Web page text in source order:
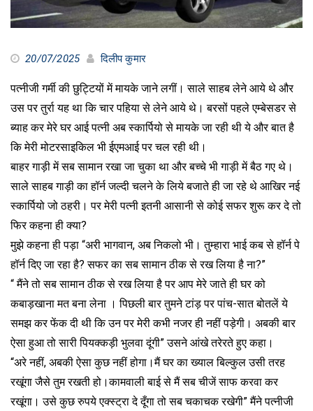
20/07/2025 दिलीप कुमार
पत्नीजी गर्मी की छुट्टियों में मायके जाने लगीं। साले साहब लेने आये थे और
उस पर तुर्रा यह था कि चार पहिया से लेने आये थे। बरसों पहले एम्बेसडर से
ब्याह कर मेरे घर आई पत्नी अब स्कार्पियो से मायके जा रही थी ये और बात है
कि मेरी मोटरसाइकिल भी ईएमआई पर चल रही थी।
बाहर गाड़ी में सब सामान रखा जा चुका था और बच्चे भी गाड़ी में बैठ गए थे।
साले साहब गाड़ी का हॉर्न जल्दी चलने के लिये बजाते ही जा रहे थे आखिर नई
स्कार्पियो जो ठहरी। पर मेरी पत्नी इतनी आसानी से कोई सफर शुरू कर दे तो
फिर कहना ही क्या?
मुझे कहना ही पड़ा “अरी भागवान, अब निकलो भी। तुम्हारा भाई कब से हॉर्न पे
हॉर्न दिए जा रहा है? सफर का सब सामान ठीक से रख लिया है ना?”
“ मैंने तो सब सामान ठीक से रख लिया है पर आप मेरे जाते ही घर को
कबाड़खाना मत बना लेना । पिछली बार तुमने टांड़ पर पांच-सात बोतलें ये
समझ कर फेंक दी थी कि उन पर मेरी कभी नजर ही नहीं पड़ेगी। अबकी बार
ऐसा हुआ तो सारी पियक्कड़ी भुलवा दूंगी” उसने आंखे तरेरते हुए कहा।
“अरे नहीं, अबकी ऐसा कुछ नहीं होगा।मैं घर का ख्याल बिल्कुल उसी तरह
रखूंगा जैसे तुम रखती हो।कामवाली बाई से मैं सब चीजें साफ करवा कर
रखूंगा। उसे कुछ रुपये एक्स्ट्रा दे दूँगा तो सब चकाचक रखेगी” मैंने पत्नीजी